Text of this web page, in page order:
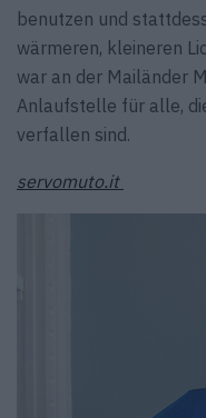
benutzen und
wärmeren, kleineren
war an der Mailänder
Anlaufstelle für alle,
verfallen sind.
servomuto.it